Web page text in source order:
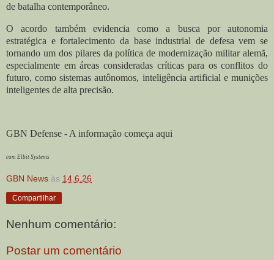
de batalha contemporâneo.
O acordo também evidencia como a busca por autonomia
estratégica e fortalecimento da base industrial de defesa vem se
tornando um dos pilares da política de modernização militar alemã,
especialmente em áreas consideradas críticas para os conflitos do
futuro, como sistemas autônomos, inteligência artificial e munições
inteligentes de alta precisão.
GBN Defense - A informação começa aqui
com Elbit Systems
GBN News às 14.6.26
Compartilhar
Nenhum comentário:
Postar um comentário